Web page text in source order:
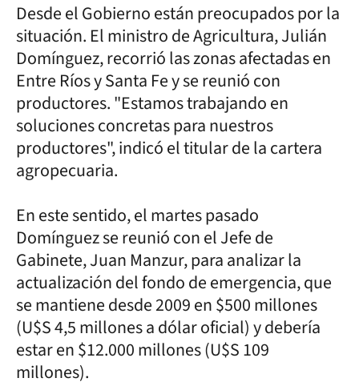
Desde el Gobierno están preocupados por la
situación. El ministro de Agricultura, Julián
Domínguez, recorrió las zonas afectadas en
Entre Ríos y Santa Fe y se reunió con
productores. "Estamos trabajando en
soluciones concretas para nuestros
productores", indicó el titular de la cartera
agropecuaria.
En este sentido, el martes pasado
Domínguez se reunió con el Jefe de
Gabinete, Juan Manzur, para analizar la
actualización del fondo de emergencia, que
se mantiene desde 2009 en $500 millones
(U$S 4,5 millones a dólar oficial) y debería
estar en $12.000 millones (U$S 109
millones).